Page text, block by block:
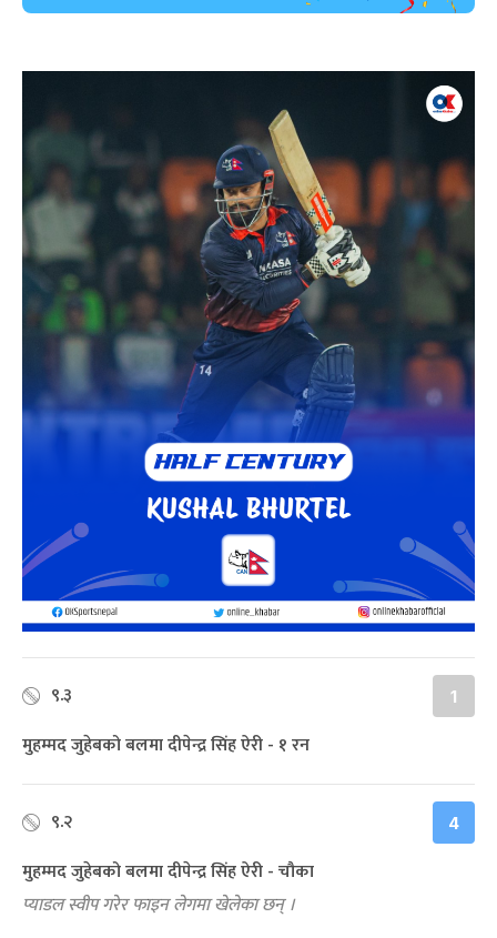
९.३ 1
मुहम्मद जुहेबको बलमा दीपेन्द्र सिंह ऐरी - १ रन
९.२ 4
मुहम्मद जुहेबको बलमा दीपेन्द्र सिंह ऐरी - चौका
प्याडल स्वीप गरेर फाइन लेगमा खेलेका छन् ।